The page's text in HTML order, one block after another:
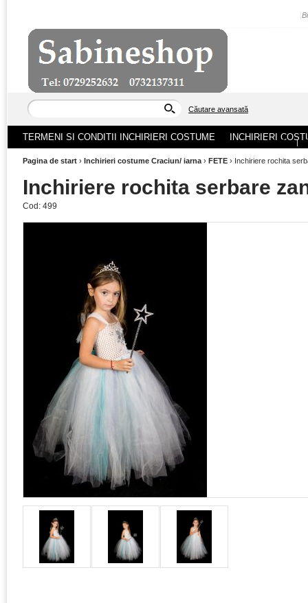
Căutare avansată
ACASA |
TERMENI SI CONDITII INCHIRIERI COSTUME INCHIRIERI
Pagina de start › Inchirieri costume Craciun/ iarna › FETE › Inchiriere rochita
Inchiriere rochita serbare
Cod: 499